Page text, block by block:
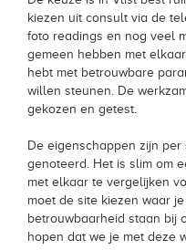
kiezen uit consult via de
foto readings en nog veel
gemeen hebben met
hebt met betrouwbare
willen steunen. De
gekozen en getest.
De eigenschappen zijn
genoteerd. Het is slim om
met elkaar te vergelijken
moet de site kiezen waar
betrouwbaarheid staan bij
hopen dat we je met deze